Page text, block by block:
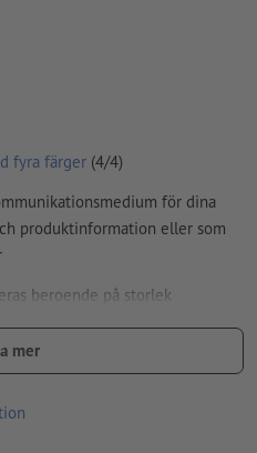
fyra färger (4/4)
för dina
produktinformation eller som
beroende på storlek
i huvudändan
är klimatneutrala utan
mer